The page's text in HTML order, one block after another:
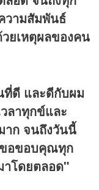
วามสัมพันธ์
ยเหตุผลของคน
ดี และดีกับผม
ลาทุกข์และ
าก จนถึงวันนี้
ขอขอบคุณทุก
าโดยตลอด"